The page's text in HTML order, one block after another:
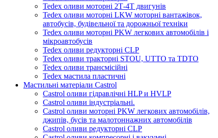
Tedex оливи моторні 2Т-4Т двигунів
Tedex оливи моторні LKW моторні вантажівок,
автобусів, будівельної та дорожньої техніки
Tedex оливи моторні PKW легкових автомобілів і
мікроавтобусів
Tedex оливи редукторні CLP
Tedex оливи тракторні STOU, UTTO та TDTO
Tedex оливи трансмісійні
Tedex мастила пластичні
Мастильні матеріали Castrol
Castrol оливи гідравлічні HLP и HVLP
Castrol оливи індустріальні.
Castrol оливи моторні PKW легкових автомобілів,
джипів, бусів та малотоннажних автомобілів
Castrol оливи редукторні CLP